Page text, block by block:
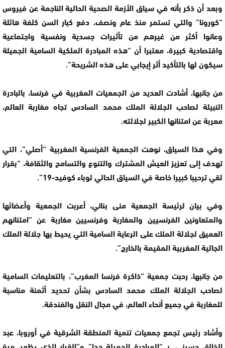
وبعد أن ذكر بأنه في سياق الأزمة الصحية الحالية الناجمة عن فيروس
“كورونا” والتي تستمر منذ عام ونصف، دفع كبار السن كلفة هائلة
وعانوا أكثر من غيرهم من تأثيرات جسدية ونفسية واجتماعية
واقتصادية كبيرة، معتبرا أن “هذه المبادرة الملكية السامية الجميلة
سيكون لها بالتأكيد أثر إيجابي على هذه الشريحة”.
من جانبها، أشادت العديد من الجمعيات المغربية في فرنسا، بالبادرة
النبيلة لصاحب الجلالة الملك محمد السادس تجاه مغاربة العالم،
معربة عن امتنانها الكبير لجلالته.
وفي هذا السياق، نوهت الجمعية الفرنسية المغربية “أصلي”، التي
تهدف إلى تعزيز العيش المشترك والتنوع والتسامح والثقافة، “بقرار
لقي ترحيبا كبيرا خاصة في السياق الحالي لوباء كوفيد-19”.
وفي بيان لرئيسة الجمعية منى بناني، أعربت الجمعية وأعضائها
والمتعاونين الفرنسيين والمغاربة وفرنسيين مغاربة عن “امتنانهم
العميق لجلالة الملك على الرعاية السامية التي يحيط بها جلالة الملك
الجالية المغربية المقيمة بالخارج”.
من جانبها، رحبت جمعية “ذاكرة فرنسا المغرب”، بالتعليمات السامية
لصاحب الجلالة الملك محمد السادس بشأن تحديد أثمنة مناسبة
للمغاربة في جميع أنحاء العالم، في مجال النقل والفندقة.
وأشاد رئيس تجمع جمعيات تنمية المنطقة الشرقية في أوروبا، عبد